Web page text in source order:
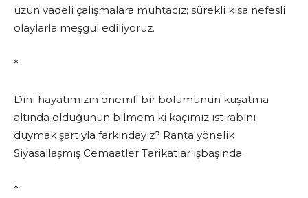
uzun vadeli çalışmalara muhtacız; sürekli kısa nefesli
olaylarla meşgul ediliyoruz.
*
Dini hayatımızın önemli bir bölümünün kuşatma
altında olduğunun bilmem ki kaçımız ıstırabını
duymak şartıyla farkındayız? Ranta yönelik
Siyasallaşmış Cemaatler Tarikatlar işbaşında.
*